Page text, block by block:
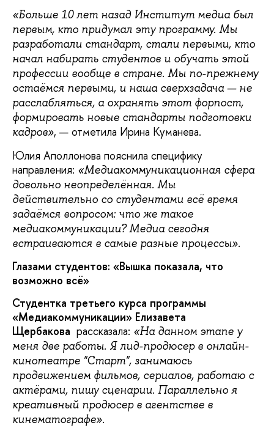
«Больше 10 лет назад Институт медиа был
первым, кто придумал эту программу. Мы
разработали стандарт, стали первыми, кто
начал набирать студентов и обучать этой
профессии вообще в стране. Мы по-прежнему
остаёмся первыми, и наша сверхзадача — не
расслабляться, а охранять этот форпост,
формировать новые стандарты подготовки
кадров», — отметила Ирина Куманева.
Юлия Аполлонова пояснила специфику
направления: «Медиакоммуникационная сфера
довольно неопределённая. Мы
действительно со студентами всё время
задаёмся вопросом: что же такое
медиакоммуникации? Медиа сегодня
встраиваются в самые разные процессы».
Глазами студентов: «Вышка показала, что
возможно всё»
Студентка третьего курса программы
«Медиакоммуникации» Елизавета
Щербакова рассказала: «На данном этапе у
меня две работы. Я лид-продюсер в онлайн-
кинотеатре "Старт", занимаюсь
продвижением фильмов, сериалов, работаю с
актёрами, пишу сценарии. Параллельно я
креативный продюсер в агентстве в
кинематографе».